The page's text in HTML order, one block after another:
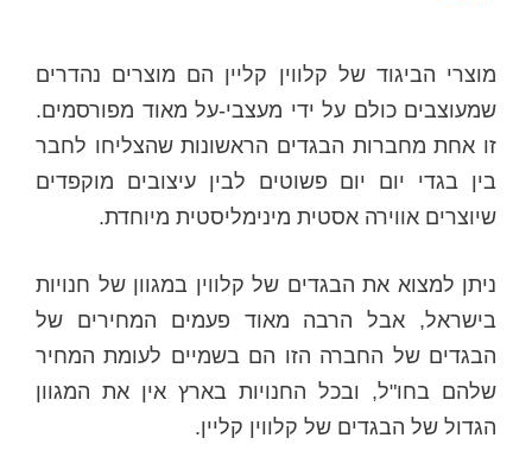
מוצרי הביגוד של קלווין קליין הם מוצרים נהדרים
שמעוצבים כולם על ידי מעצבי-על מאוד מפורסמים.
זו אחת מחברות הבגדים הראשונות שהצליחו לחבר
בין בגדי יום יום פשוטים לבין עיצובים מוקפדים
שיוצרים אווירה אסטית מינימליסטית מיוחדת.
ניתן למצוא את הבגדים של קלווין במגוון של חנויות
בישראל, אבל הרבה מאוד פעמים המחירים של
הבגדים של החברה הזו הם בשמיים לעומת המחיר
שלהם בחו"ל, ובכל החנויות בארץ אין את המגוון
הגדול של הבגדים של קלווין קליין.